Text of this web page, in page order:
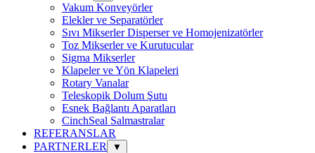
Vakum Konveyörler
Elekler ve Separatörler
Sıvı Mikserler Disperser ve Homojenizatörler
Toz Mikserler ve Kurutucular
Sigma Mikserler
Klapeler ve Yön Klapeleri
Rotary Vanalar
Teleskopik Dolum Şutu
Esnek Bağlantı Aparatları
CinchSeal Salmastralar
REFERANSLAR
PARTNERLER
▼